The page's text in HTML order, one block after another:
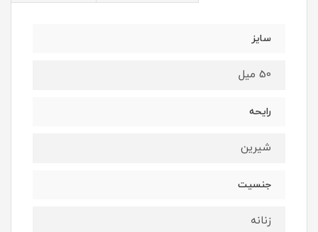
سایز
50 میل
رایحه
شیرین
جنسیت
زنانه